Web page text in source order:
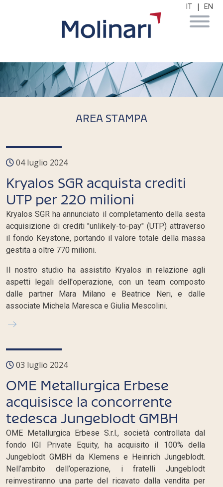
IT | EN
AREA STAMPA
04 luglio 2024
Kryalos SGR acquista crediti
UTP per 220 milioni
Kryalos SGR ha annunciato il completamento della sesta
acquisizione di crediti "unlikely-to-pay" (UTP) attraverso
il fondo Keystone, portando il valore totale della massa
gestita a oltre 770 milioni.
Il nostro studio ha assistito Kryalos in relazione agli
aspetti legali dell'operazione, con un team composto
dalle partner Mara Milano e Beatrice Neri, e dalle
associate Michela Maresca e Giulia Mescolini.
03 luglio 2024
OME Metallurgica Erbese
acquisisce la concorrente
tedesca Jungeblodt GMBH
OME Metallurgica Erbese S.r.l., società controllata dal
fondo IGI Private Equity, ha acquisito il 100% della
Jungeblodt GMBH da Klemens e Heinrich Jungeblodt.
Nell’ambito dell’operazione, i fratelli Jungeblodt
reinvestiranno una parte del ricavato dalla vendita per